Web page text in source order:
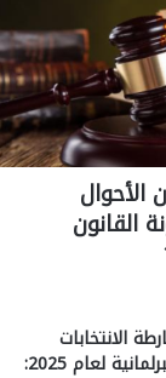
الأحوال
القانون
الانتخابات
البرلمانية لعام 2025: